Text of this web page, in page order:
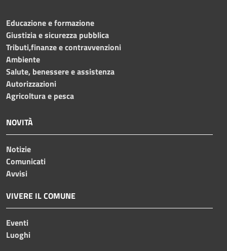
Educazione e formazione
Giustizia e sicurezza pubblica
Tributi,finanze e contravvenzioni
Ambiente
Salute, benessere e assistenza
Autorizzazioni
Agricoltura e pesca
NOVITÀ
Notizie
Comunicati
Avvisi
VIVERE IL COMUNE
Eventi
Luoghi